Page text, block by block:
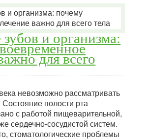
и организма:
для всего
невозможно рассматривать
полости рта
с работой пищеварительной,
сердечно-сосудистой систем.
стоматологические проблемы